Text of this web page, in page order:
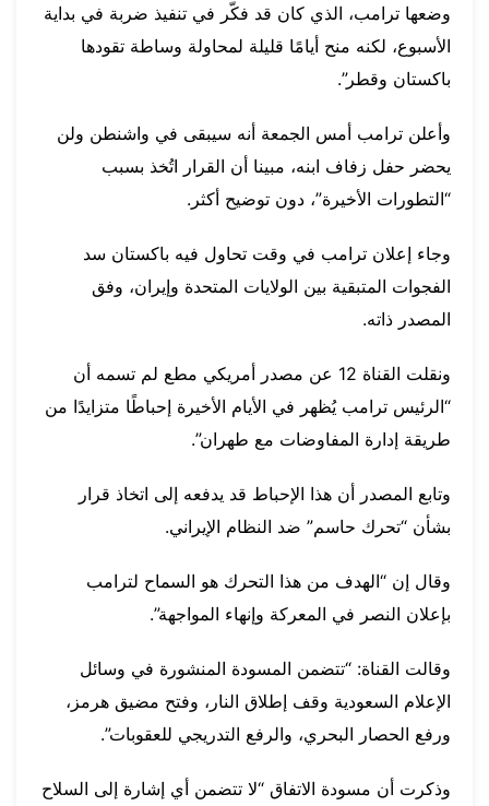
وضعها ترامب، الذي كان قد فكّر في تنفيذ ضربة في بداية
الأسبوع، لكنه منح أيامًا قليلة لمحاولة وساطة تقودها
باكستان وقطر”.
وأعلن ترامب أمس الجمعة أنه سيبقى في واشنطن ولن
يحضر حفل زفاف ابنه، مبينا أن القرار اتُخذ بسبب
“التطورات الأخيرة”، دون توضيح أكثر.
وجاء إعلان ترامب في وقت تحاول فيه باكستان سد
الفجوات المتبقية بين الولايات المتحدة وإيران، وفق
المصدر ذاته.
ونقلت القناة 12 عن مصدر أمريكي مطع لم تسمه أن
“الرئيس ترامب يُظهر في الأيام الأخيرة إحباطًا متزايدًا من
طريقة إدارة المفاوضات مع طهران”.
وتابع المصدر أن هذا الإحباط قد يدفعه إلى اتخاذ قرار
بشأن “تحرك حاسم” ضد النظام الإيراني.
وقال إن “الهدف من هذا التحرك هو السماح لترامب
بإعلان النصر في المعركة وإنهاء المواجهة”.
وقالت القناة: “تتضمن المسودة المنشورة في وسائل
الإعلام السعودية وقف إطلاق النار، وفتح مضيق هرمز،
ورفع الحصار البحري، والرفع التدريجي للعقوبات”.
وذكرت أن مسودة الاتفاق “لا تتضمن أي إشارة إلى السلاح